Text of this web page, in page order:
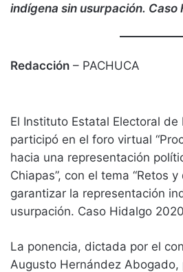
indígena sin usurpación. Caso
Redacción – PACHUCA
El Instituto Estatal Electoral de
participó en el foro virtual
hacia una representación
Chiapas”, con el tema “Retos
garantizar la representación
usurpación. Caso Hidalgo
La ponencia, dictada por el
Augusto Hernández